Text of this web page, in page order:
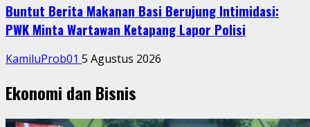
Buntut Berita Makanan Basi Berujung Intimidasi:
PWK Minta Wartawan Ketapang Lapor Polisi
KamiluProb01 5 Agustus 2026
Ekonomi dan Bisnis